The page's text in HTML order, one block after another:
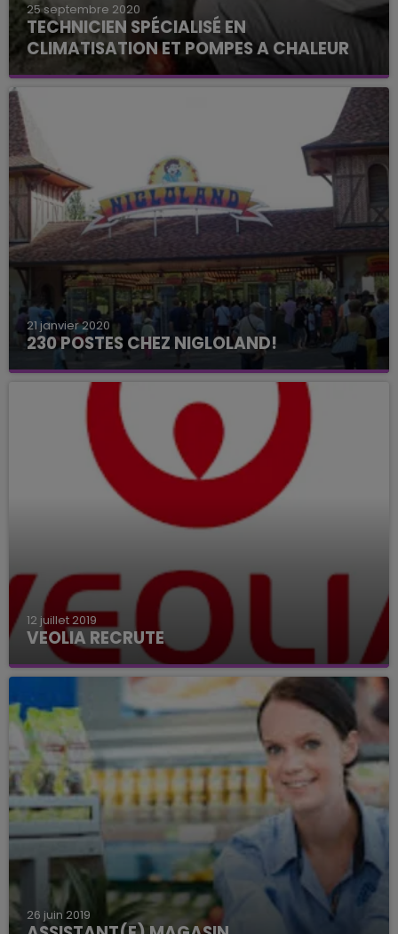
25 septembre 2020
TECHNICIEN SPÉCIALISÉ EN
CLIMATISATION ET POMPES A CHALEUR
21 janvier 2020
230 POSTES CHEZ NIGLOLAND!
Le parc d'attractions de Dolancourt organise
avec Pôle Emploi un job dating le 10 février
12 juillet 2019
VEOLIA RECRUTE
26 juin 2019